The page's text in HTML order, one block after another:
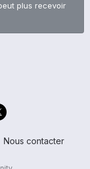
plus recevoir
Nous contacter